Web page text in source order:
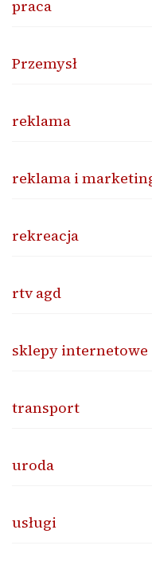
praca
Przemysł
reklama
reklama i
rekreacja
rtv agd
sklepy internetowe
transport
uroda
usługi